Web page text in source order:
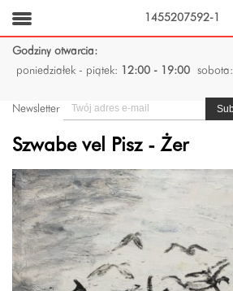
Godziny otwarcia:
poniedziałek - piątek:
12:00 - 19:00 sobota:
Newsletter
Szwabe vel Pisz - Żer
1455207592-1